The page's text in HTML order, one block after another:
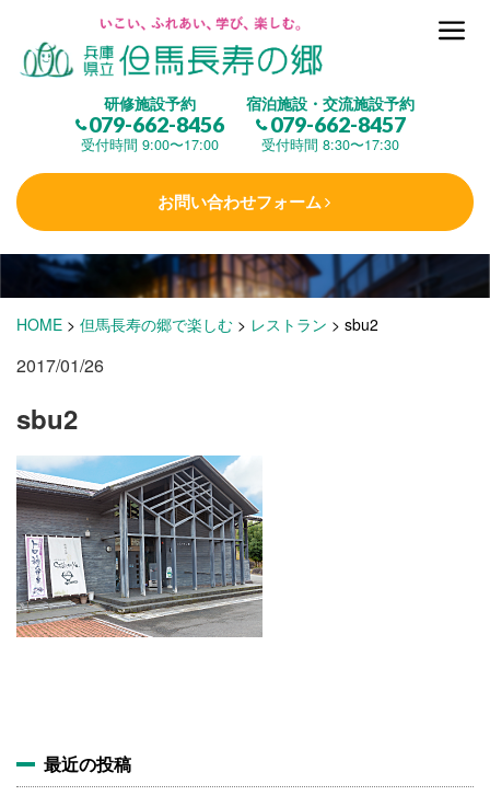
研修施設予約
079-662-8456
受付時間 9:00〜17:00
宿泊施設・交流施設予約
079-662-8457
受付時間 8:30〜17:30
お問い合わせフォーム
但馬長寿の郷とは
(研修施設)
楽しむ
学 ぶ(健康福祉)
泊まる
施設・料金
アクセス
HOME > 但馬長寿の郷で楽しむ > レストラン > sbu2
2017/01/26
sbu2
最近の投稿